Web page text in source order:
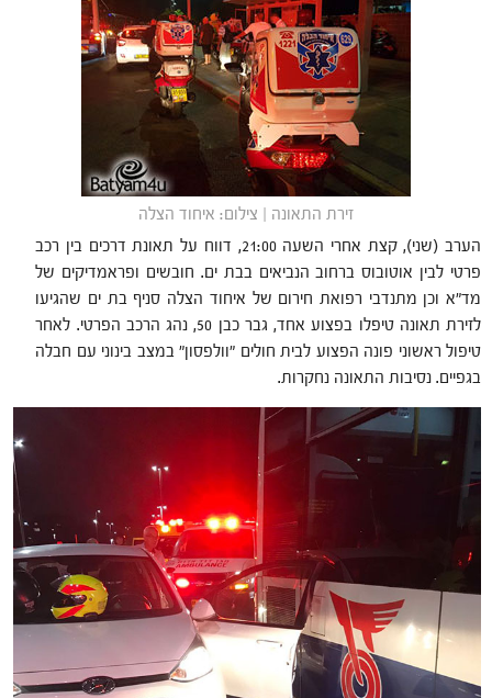
זירת התאונה | צילום: איחוד הצלה
הערב (שני), קצת אחרי השעה 21:00, דווח על תאונת דרכים בין רכב
פרטי לבין אוטובוס ברחוב הנביאים בבת ים. חובשים ופראמדיקים של
מד"א וכן מתנדבי רפואת חירום של איחוד הצלה סניף בת ים שהגיעו
לזירת תאונה טיפלו בפצוע אחד, גבר כבן 50, נהג הרכב הפרטי. לאחר
טיפול ראשוני פונה הפצוע לבית חולים "וולפסון" במצב בינוני עם חבלה
בגפיים. נסיבות התאונה נחקרות.